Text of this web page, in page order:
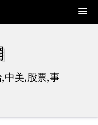
中美,股票,事